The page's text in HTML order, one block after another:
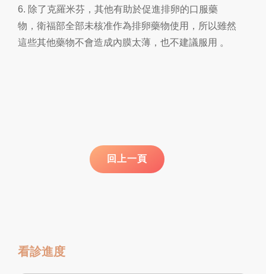
6. 除了克羅米芬 ，其他有助於促進排卵的口服藥
物，衛福部全部未核准作為排卵藥物使用，所以雖然
這些其他藥物不會造成內膜太薄，也不建議服用 。
看診進度